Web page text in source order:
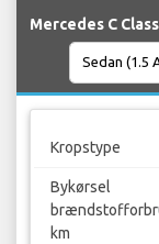
Mercedes C
Kropstype
Bykørsel
km